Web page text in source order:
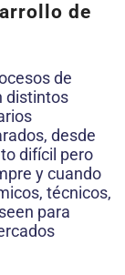
de
de
distintos
desde
difícil pero
y cuando
técnicos,
para